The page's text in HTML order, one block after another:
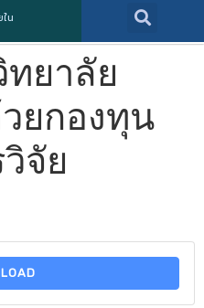
น
ทยาลัย
ยกองทุน
จัย